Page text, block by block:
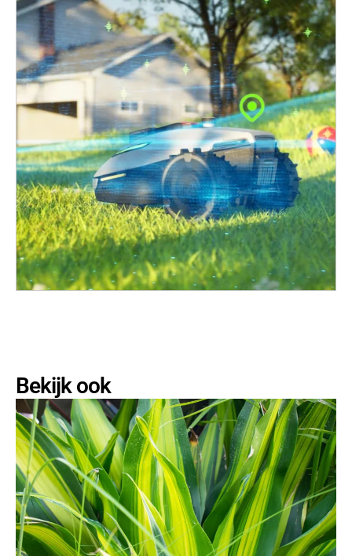
Bekijk ook